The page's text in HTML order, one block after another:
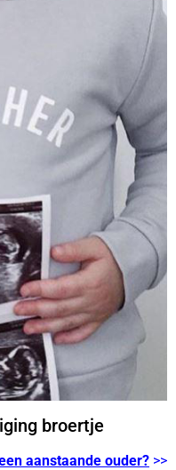
broertje
aanstaande ouder? >>